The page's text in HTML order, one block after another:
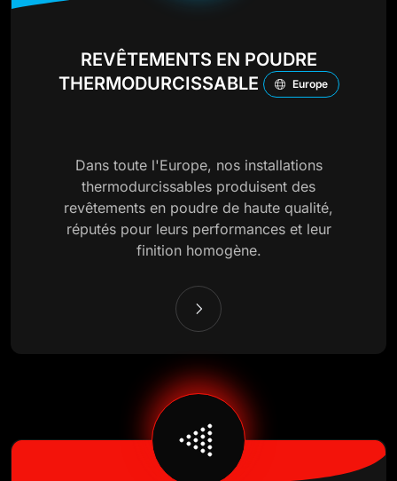
REVÊTEMENTS EN POUDRE
THERMODURCISSABLE
Europe
Dans toute l'Europe, nos installations
thermodurcissables produisent des
revêtements en poudre de haute qualité,
réputés pour leurs performances et leur
finition homogène.